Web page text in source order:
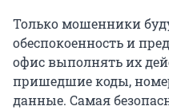
Только мошенники
обеспокоенность и
офис выполнять их
пришедшие коды,
данные. Самая